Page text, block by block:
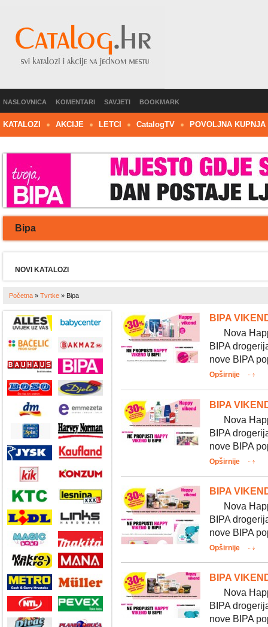
NASLOVNICA KOMENTARI SAVJETI BOOKMARK
KATALOZI AKCIJE LETCI CatalogTV POVOLJNA KUPNJA
Bipa
NOVI KATALOZI
Početna » Tvrtke » Bipa
BIPA
Nova
BIPA
nove BIPA
Opširnije
BIPA
Nova
BIPA
nove BIPA
Opširnije
BIPA
Nova
BIPA
nove BIPA
Opširnije
BIPA
Nova
BIPA
nove BIPA